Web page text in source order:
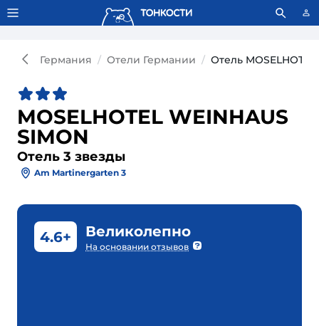
Тонкости используют сookie-файлы. Что это значит?
Германия Отели Германии Отель
MOSELHOTEL WEINHAUS
SIMON
Отель 3 звезды
Am Martinergarten 3
4.6+ Великолепно
На основании отзывов